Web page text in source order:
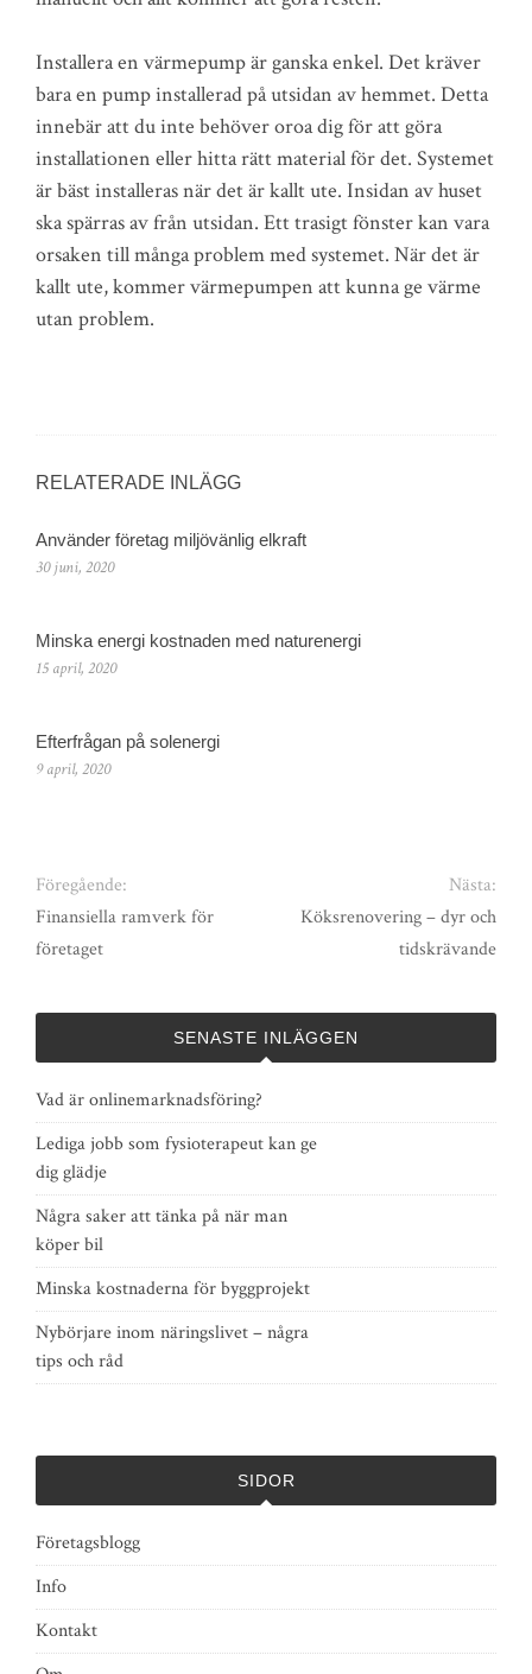
Installera en värmepump är ganska enkel. Det kräver
bara en pump installerad på utsidan av hemmet. Detta
innebär att du inte behöver oroa dig för att göra
installationen eller hitta rätt material för det. Systemet
är bäst installeras när det är kallt ute. Insidan av huset
ska spärras av från utsidan. Ett trasigt fönster kan vara
orsaken till många problem med systemet. När det är
kallt ute, kommer värmepumpen att kunna ge värme
utan problem.
RELATERADE INLÄGG
Använder företag miljövänlig elkraft
30 juni, 2020
Minska energi kostnaden med naturenergi
15 april, 2020
Efterfrågan på solenergi
9 april, 2020
Föregående:
Finansiella ramverk för
företaget
Nästa:
Köksrenovering – dyr och
tidskrävande
SENASTE INLÄGGEN
Vad är onlinemarknadsföring?
Lediga jobb som fysioterapeut kan ge
dig glädje
Några saker att tänka på när man
köper bil
Minska kostnaderna för byggprojekt
Nybörjare inom näringslivet – några
tips och råd
SIDOR
Företagsblogg
Info
Kontakt